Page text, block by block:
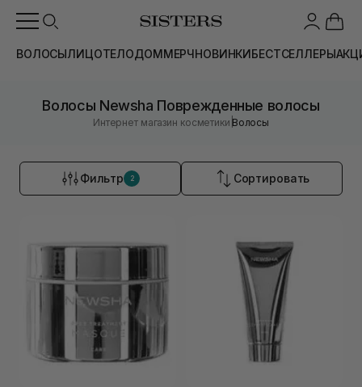
ВОЛОСЫЛИЦОТЕЛОДОММЕРЧНОВИНКИБЕСТСЕЛЛЕРЫ
Волосы Newsha Поврежденные волосы
Интернет магазин косметики |Волосы
Фильтр 2 Сортировать